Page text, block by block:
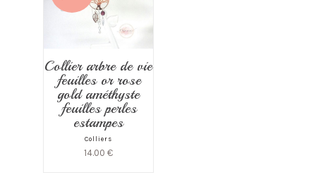
Collier arbre de vie
feuilles or rose
gold améthyste
feuilles perles
estampes
Colliers
14.00 €